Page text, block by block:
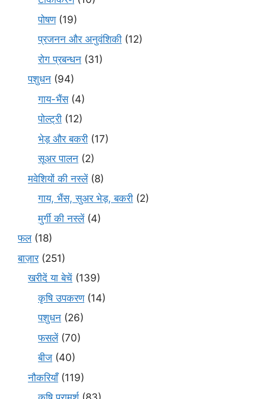
पोषण(19)
प्रजनन और अनुवंशिकी (12)
रोग प्रबन्धन (31)
पशुधन (94)
गाय-भैंस(4)
पोल्ट्री (12)
भेड़ और बकरी (17)
सूअर पालन (2)
मवेशियों की नस्लें(8)
गाय, भैंस, सुअर भेड़, बकरी (2)
मुर्गी की नस्लें(4)
फल(18)
बाज़ार(251)
खरीदें या बेचें (139)
कृषि उपकरण(14)
पशुधन (26)
फसलें(70)
बीज (40)
नौकरियाँ(119)